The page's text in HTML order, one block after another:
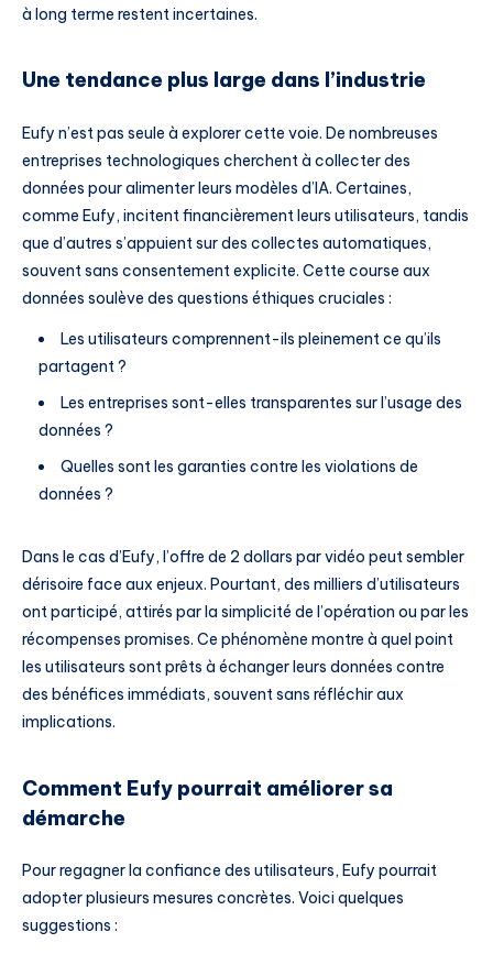
à long terme restent incertaines.
Une tendance plus large dans l’industrie
Eufy n’est pas seule à explorer cette voie. De nombreuses
entreprises technologiques cherchent à collecter des
données pour alimenter leurs modèles d’IA. Certaines,
comme Eufy, incitent financièrement leurs utilisateurs, tandis
que d’autres s’appuient sur des collectes automatiques,
souvent sans consentement explicite. Cette course aux
données soulève des questions éthiques cruciales :
Les utilisateurs comprennent-ils pleinement ce qu’ils
partagent ?
Les entreprises sont-elles transparentes sur l’usage des
données ?
Quelles sont les garanties contre les violations de
données ?
Dans le cas d’Eufy, l’offre de 2 dollars par vidéo peut sembler
dérisoire face aux enjeux. Pourtant, des milliers d’utilisateurs
ont participé, attirés par la simplicité de l’opération ou par les
récompenses promises. Ce phénomène montre à quel point
les utilisateurs sont prêts à échanger leurs données contre
des bénéfices immédiats, souvent sans réfléchir aux
implications.
Comment Eufy pourrait améliorer sa
démarche
Pour regagner la confiance des utilisateurs, Eufy pourrait
adopter plusieurs mesures concrètes. Voici quelques
suggestions :